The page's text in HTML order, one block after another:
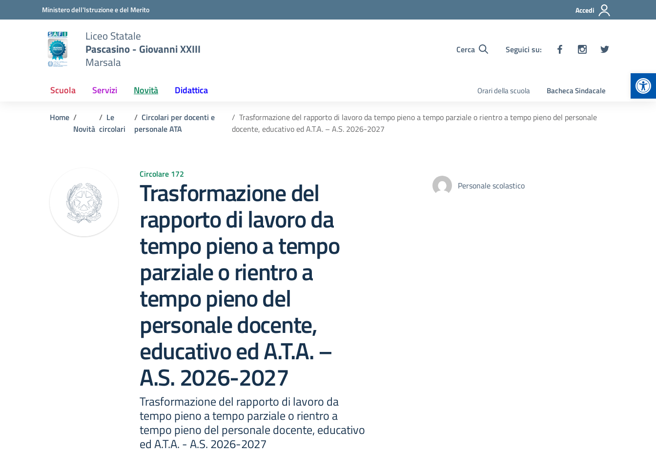
Vai ai contenuti
Vai al menu di navigazioneMinistero dell'Istruzione e del Merito Accedi
Liceo Statale
Pascasino - Giovanni XXIII
Marsala
Cerca Seguici su:
Scuola Servizi Novità Didattica Orari della scuola Bacheca Sindacale
Home
Novità
Le
circolari
Circolari per docenti e
personale ATA
Trasformazione del rapporto di lavoro da tempo pieno a tempo parziale o rientro a tempo pieno del personale
docente, educativo ed A.T.A. – A.S. 2026-2027
Circolare 172
Trasformazione del
rapporto di lavoro da
tempo pieno a tempo
parziale o rientro a
tempo pieno del
personale docente,
educativo ed A.T.A. –
A.S. 2026-2027
Trasformazione del rapporto di lavoro da
tempo pieno a tempo parziale o rientro a
tempo pieno del personale docente, educativo
ed A.T.A. - A.S. 2026-2027
Personale scolastico